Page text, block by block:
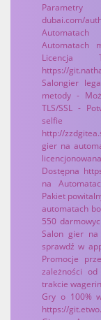
dubai.com/
Automatach
Licencja
https://
Salongier
metody -
TLS/SSL -
http://
gier na
Dostępna
na
Pakiet
automatach
550
Salon gier
sprawdź w
Promocje
zależności
trakcie
Gry o 100%
https://